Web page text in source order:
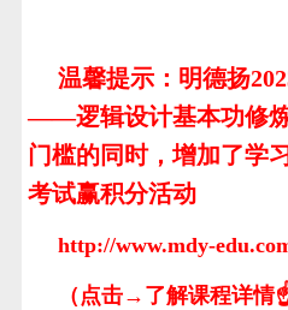
温馨提示：明德扬
——逻辑设计基本功修
门槛的同时，增加了学
考试赢积分活动
http://www.mdy-
（点击→了解课程详情